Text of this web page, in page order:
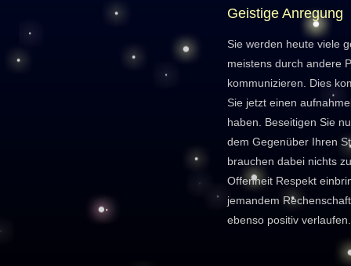
Geistige Anregung
Sie werden heute viele
meistens durch andere
kommunizieren. Dies
Sie jetzt einen
haben. Beseitigen Sie
dem Gegenüber Ihren
brauchen dabei nichts
Offenheit Respekt
jemandem
ebenso positiv verlaufen.